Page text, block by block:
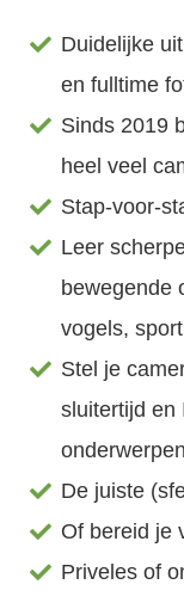
Duidelijke
en fulltime
Sinds 2019
heel veel
Stap-voor-
Leer
bewegende
vogels, sport
Stel je
sluitertijd en
onderwerpen
De juiste
Of bereid je
Priveles of